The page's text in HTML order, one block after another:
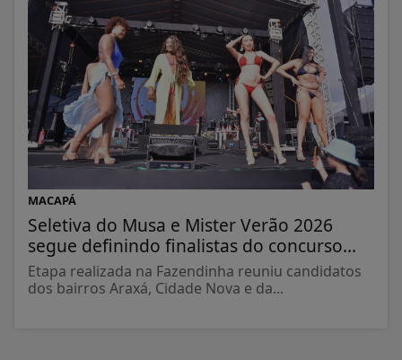
MACAPÁ
Seletiva do Musa e Mister Verão 2026
segue definindo finalistas do concurso...
Etapa realizada na Fazendinha reuniu candidatos
dos bairros Araxá, Cidade Nova e da...